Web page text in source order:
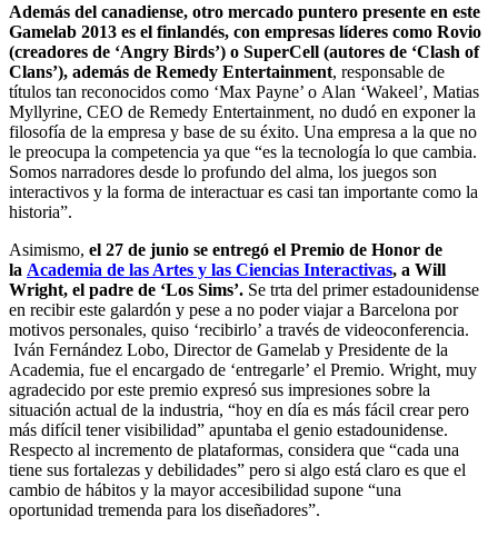
Además del canadiense, otro mercado puntero presente en este
Gamelab 2013 es el finlandés, con empresas líderes como Rovio
(creadores de ‘Angry Birds’) o SuperCell (autores de ‘Clash of
Clans’), además de Remedy Entertainment, responsable de
títulos tan reconocidos como ‘Max Payne’ o Alan ‘Wakeel’, Matias
Myllyrine, CEO de Remedy Entertainment, no dudó en exponer la
filosofía de la empresa y base de su éxito. Una empresa a la que no
le preocupa la competencia ya que “es la tecnología lo que cambia.
Somos narradores desde lo profundo del alma, los juegos son
interactivos y la forma de interactuar es casi tan importante como la
historia”.
Asimismo, el 27 de junio se entregó el Premio de Honor de
la Academia de las Artes y las Ciencias Interactivas, a Will
Wright, el padre de ‘Los Sims’. Se trta del primer estadounidense
en recibir este galardón y pese a no poder viajar a Barcelona por
motivos personales, quiso ‘recibirlo’ a través de videoconferencia.
Iván Fernández Lobo, Director de Gamelab y Presidente de la
Academia, fue el encargado de ‘entregarle’ el Premio. Wright, muy
agradecido por este premio expresó sus impresiones sobre la
situación actual de la industria, “hoy en día es más fácil crear pero
más difícil tener visibilidad” apuntaba el genio estadounidense.
Respecto al incremento de plataformas, considera que “cada una
tiene sus fortalezas y debilidades” pero si algo está claro es que el
cambio de hábitos y la mayor accesibilidad supone “una
oportunidad tremenda para los diseñadores”.